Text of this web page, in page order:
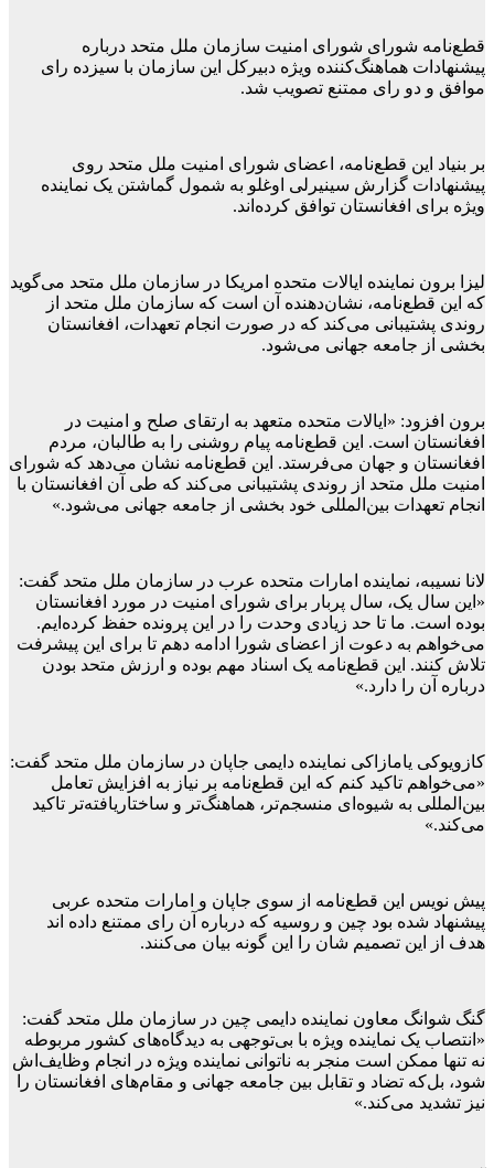
قطع‌نامه شورای شورای امنیت سازمان ملل متحد درباره
پیشنهادات هماهنگ‌کننده ویژه دبیرکل این سازمان با سیزده رای
موافق و دو رای ممتنع تصویب شد.
بر بنیاد این قطع‌نامه، اعضای شورای امنیت ملل متحد روی
پیشنهادات گزارش سینیرلی اوغلو به شمول گماشتن یک نماینده
ویژه برای افغانستان توافق کرده‌اند.
لیزا برون نماینده ایالات متحده امریکا در سازمان ملل متحد می‌گوید
که این قطع‌نامه، نشان‌دهنده آن است که سازمان ملل متحد از
روندی پشتیبانی می‌کند که در صورت انجام تعهدات، افغانستان
بخشی از جامعه جهانی می‌شود.
برون افزود: «ایالات متحده متعهد به ارتقای صلح و امنیت در
افغانستان است. این قطع‌نامه پیام روشنی را به طالبان، مردم
افغانستان و جهان می‌فرستد. این قطع‌نامه نشان می‌دهد که شورای
امنیت ملل متحد از روندی پشتیبانی می‌کند که طی آن افغانستان با
انجام تعهدات بین‌المللی خود بخشی از جامعه جهانی می‌شود.»
لانا نسیبه، نماینده امارات متحده عرب در سازمان ملل متحد گفت:
«این سال یک، سال پربار برای شورای امنیت در مورد افغانستان
بوده است. ما تا حد زیادی وحدت را در این پرونده حفظ کرده‌ایم.
می‌خواهم به دعوت از اعضای شورا ادامه دهم تا برای این پیشرفت
تلاش کنند. این قطع‌نامه یک اسناد مهم بوده و ارزش متحد بودن
درباره آن را دارد.»
کازویوکی یامازاکی نماینده دایمی جاپان در سازمان ملل متحد گفت:
«می‌خواهم تاکید کنم که این قطع‌نامه بر نیاز به افزایش تعامل
بین‌المللی به شیوه‌ای منسجم‌تر، هماهنگ‌تر و ساختاریافته‌تر تاکید
می‌کند.»
پیش نویس این قطع‌نامه از سوی جاپان و امارات متحده عربی
پیشنهاد شده بود چین و روسیه که درباره آن رای ممتنع داده اند
هدف از این تصمیم شان را این گونه بیان می‌کنند.
گنگ شوانگ معاون نماینده دایمی چین در سازمان ملل متحد گفت:
«انتصاب یک نماینده ویژه با بی‌توجهی به دیدگاه‌های کشور مربوطه
نه تنها ممکن است منجر به ناتوانی نماینده ویژه در انجام وظایف‌اش
شود، بل‌که تضاد و تقابل بین جامعه جهانی و مقام‌های افغانستان را
نیز تشدید می‌کند.»